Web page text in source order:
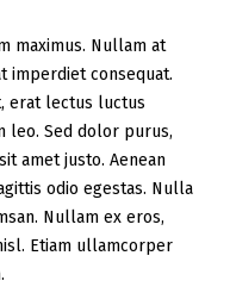
maximus. Nullam at
imperdiet consequat.
erat lectus luctus
leo. Sed dolor purus,
amet justo. Aenean
odio egestas. Nulla
Nullam ex eros,
Etiam ullamcorper